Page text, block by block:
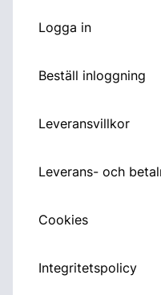
Logga in
Beställ inloggning
Leveransvillkor
Leverans- och
Cookies
Integritetspolicy